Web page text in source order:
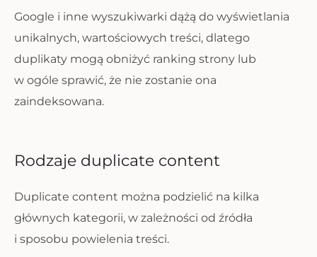
Google i inne wyszukiwarki dążą do wyświetlania
unikalnych, wartościowych treści, dlatego
duplikaty mogą obniżyć ranking strony lub
w ogóle sprawić, że nie zostanie ona
zaindeksowana.
Rodzaje duplicate content
Duplicate content można podzielić na kilka
głównych kategorii, w zależności od źródła
i sposobu powielenia treści.